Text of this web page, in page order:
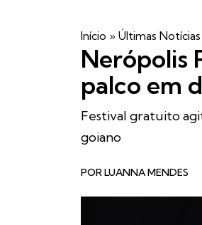
Início » Últimas Notícias
Nerópolis
palco em
Festival gratuito
goiano
PORLUANNA MENDES